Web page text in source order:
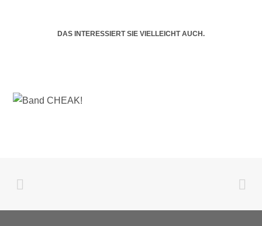
DAS INTERESSIERT SIE VIELLEICHT AUCH.